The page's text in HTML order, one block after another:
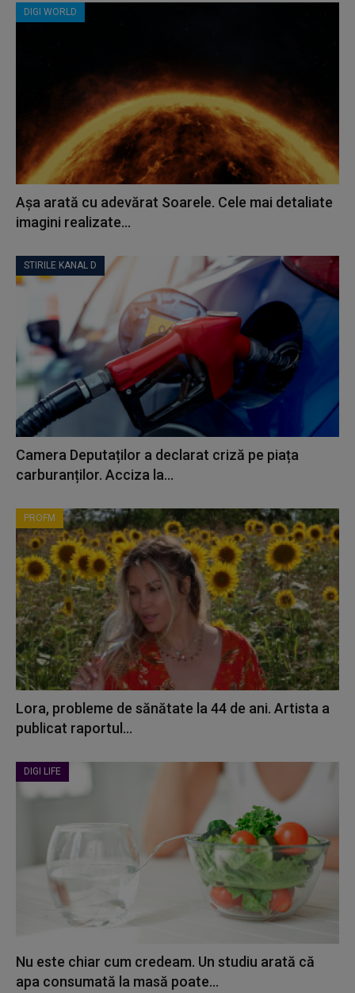
DIGI WORLD
Așa arată cu adevărat Soarele. Cele mai detaliate
imagini realizate...
STIRILE KANAL D
Camera Deputaților a declarat criză pe piața
carburanților. Acciza la...
PROFM
Lora, probleme de sănătate la 44 de ani. Artista a
publicat raportul...
DIGI LIFE
Nu este chiar cum credeam. Un studiu arată că
apa consumată la masă poate...